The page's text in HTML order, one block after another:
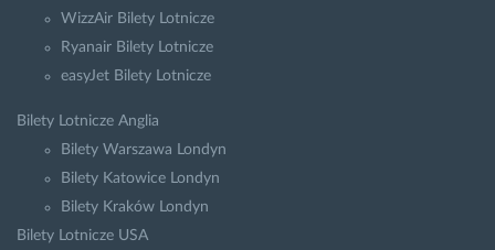
WizzAir Bilety Lotnicze
Ryanair Bilety Lotnicze
easyJet Bilety Lotnicze
Bilety Lotnicze Anglia
Bilety Warszawa Londyn
Bilety Katowice Londyn
Bilety Kraków Londyn
Bilety Lotnicze USA